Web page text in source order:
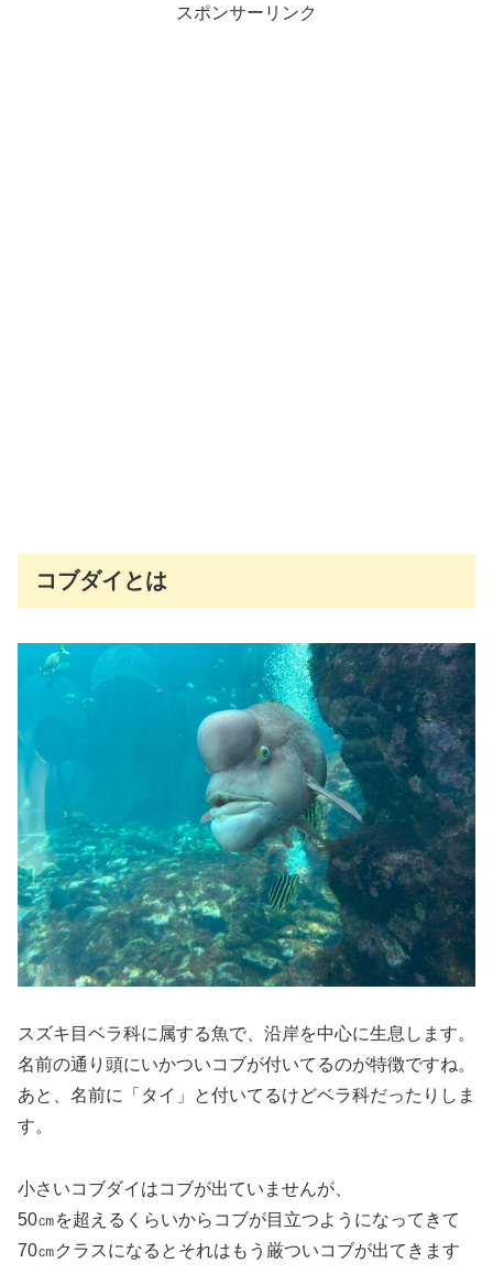
スポンサーリンク
コブダイとは
スズキ目ベラ科に属する魚で、沿岸を中心に生息します。
名前の通り頭にいかついコブが付いてるのが特徴ですね。
あと、名前に「タイ」と付いてるけどベラ科だったりしま
す。
小さいコブダイはコブが出ていませんが、
50㎝を超えるくらいからコブが目立つようになってきて
70㎝クラスになるとそれはもう厳ついコブが出てきます